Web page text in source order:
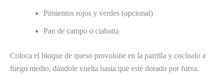
Pimientos rojos y verdes (opcional)
Pan de campo o ciabatta
Coloca el bloque de queso provolone en la parrilla y cocínalo a
fuego medio, dándole vuelta hasta que esté dorado por fuera.